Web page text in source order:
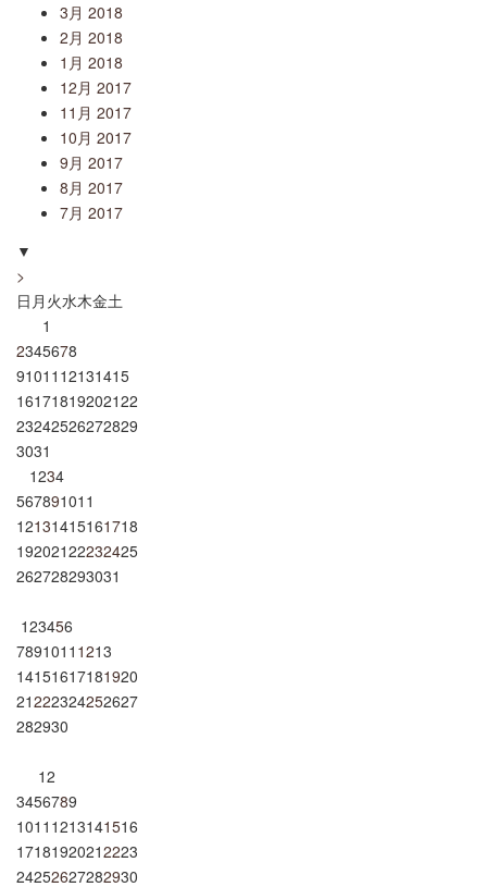
3月 2018
2月 2018
1月 2018
12月 2017
11月 2017
10月 2017
9月 2017
8月 2017
7月 2017
▼
>
日 月 火水木金土
1
2345678
91011 12131415
16171819202122
23242526272829
3031
1234
567891011
12131415161718
19202122232425
262728293031
123456
7891011 1213
14151617181920
21222324252627
282930
12
3456789
1011 1213141516
17181920212223
24252627282930